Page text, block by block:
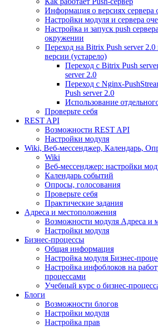
Информация о версиях сервера
Настройки модуля и сервера
Настройка и запуск push
окружении
Переход на Bitrix Push server
версии (устарело)
Переход с Bitrix Push
server 2.0
Переход с Nginx-
Push server 2.0
Использование
Проверьте себя
REST API
Возможности REST API
Настройки модуля
Wiki, Веб-мессенджер, Календарь,
Wiki
Веб-мессенджер: настройки
Календарь событий
Опросы, голосования
Проверьте себя
Практические задания
Адреса и местоположения
Возможности модуля Адреса и
Настройки модуля
Бизнес-процессы
Общая информация
Настройка модуля Бизнес-
Настройка инфоблоков на
процессами
Учебный курс о бизнес-
Блоги
Возможности блогов
Настройки модуля
Настройка прав